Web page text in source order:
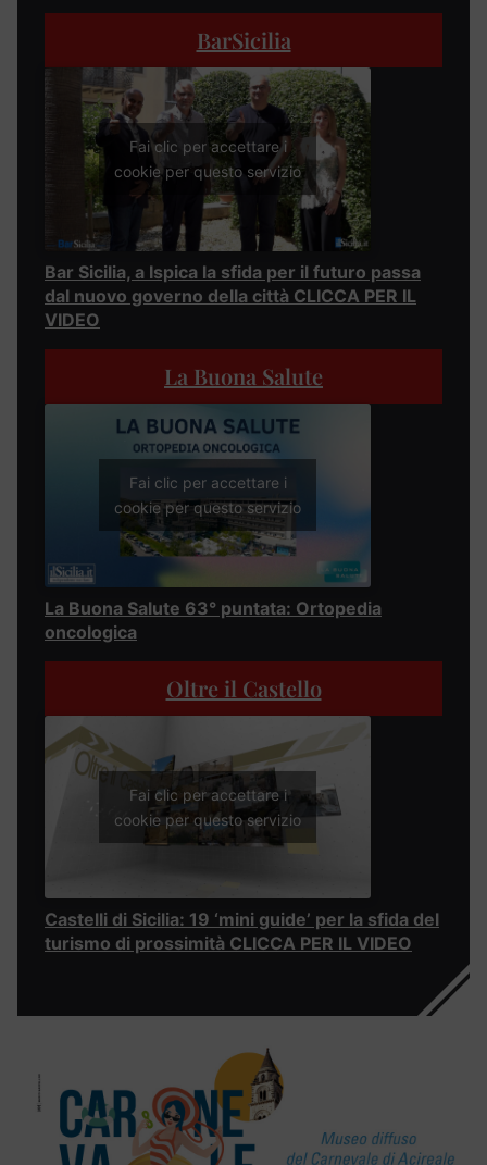
BarSicilia
Fai clic per accettare i
cookie per questo servizio
Bar Sicilia, a Ispica la sfida per il futuro passa
dal nuovo governo della città CLICCA PER IL
VIDEO
La Buona Salute
Fai clic per accettare i
cookie per questo servizio
La Buona Salute 63° puntata: Ortopedia
oncologica
Oltre il Castello
Fai clic per accettare i
cookie per questo servizio
Castelli di Sicilia: 19 ‘mini guide’ per la sfida del
turismo di prossimità CLICCA PER IL VIDEO